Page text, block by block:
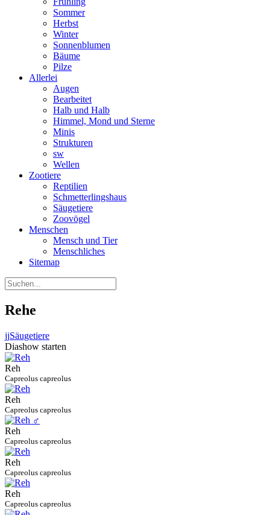
Sommer
Herbst
Winter
Sonnenblumen
Bäume
Pilze
Allerlei
Augen
Bearbeitet
Halb und Halb
Himmel, Mond und Sterne
Minis
Strukturen
sw
Wellen
Zootiere
Reptilien
Schmetterlingshaus
Säugetiere
Zoovögel
Menschen
Mensch und Tier
Menschliches
Sitemap
Rehe
jjSäugetiere
Diashow starten
Reh
Capreolus capreolus
Reh
Capreolus capreolus
Reh
Capreolus capreolus
Reh
Capreolus capreolus
Reh
Capreolus capreolus